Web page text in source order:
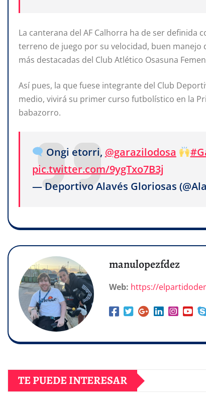
La canterana del AF Calhorra ha de ser
terreno de juego por su velocidad, buen manejo
más destacadas del Club Atlético Osasuna
Así pues, la que fuese integrante del Club
medio, vivirá su primer curso futbolístico en la
babazorro.
Ongi etorri, @garazilodosa
pic.twitter.com/9ygTxo7B3j
— Deportivo Alavés Gloriosas
manulopezfdez
Web: https://
TE PUEDE INTERESAR